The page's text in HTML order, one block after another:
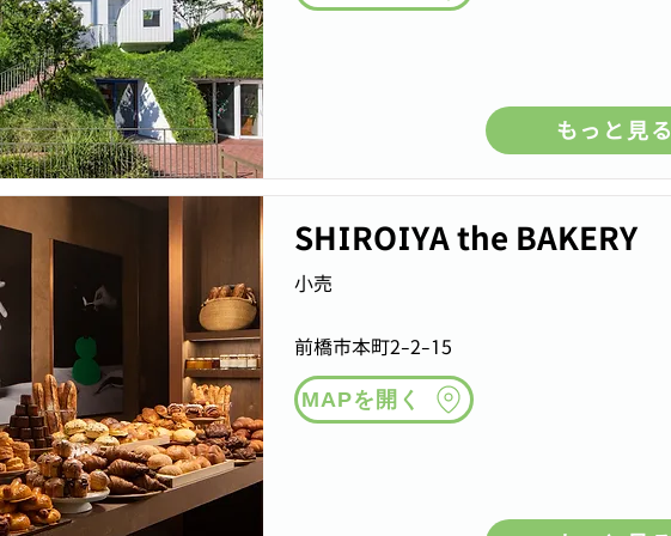
もっと見る
SHIROIYA the BAKERY
小売
前橋市本町2-2-15
MAPを開く